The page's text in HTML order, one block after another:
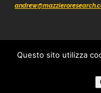
© 2012 - 2026 Mazziero
Questo sito utilizza